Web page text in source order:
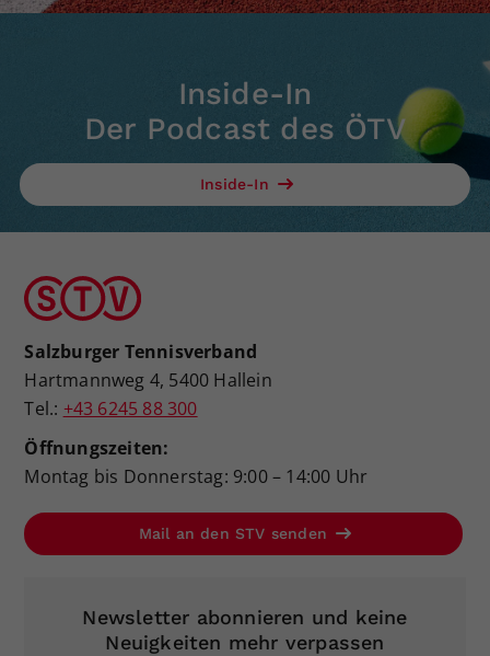
Inside-In
Der Podcast des ÖTV
Inside-In
Salzburger Tennisverband
Hartmannweg 4, 5400 Hallein
Tel.: +43 6245 88 300
Öffnungszeiten:
Montag bis Donnerstag: 9:00 – 14:00 Uhr
Mail an den STV senden
Newsletter abonnieren und keine
Neuigkeiten mehr verpassen